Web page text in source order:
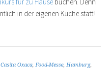
in der eigenen Küche statt!
,Casita Oxaca Food-Messe, Hamburg,